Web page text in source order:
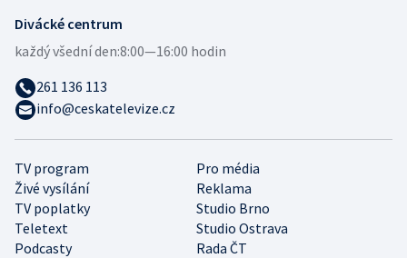
TV program
Pro média
Živé vysílání
Reklama
TV poplatky
Studio Brno
Teletext
Studio Ostrava
Podcasty
Rada ČT
Divácké centrum
každý všední den:8:00—16:00 hodin
261 136 113
info@ceskatelevize.cz